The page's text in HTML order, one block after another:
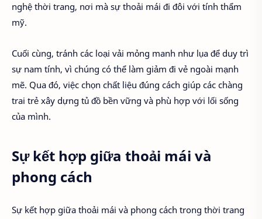
nghệ thời trang, nơi mà sự thoải mái đi đôi với tính thẩm
mỹ.
Cuối cùng, tránh các loại vải mỏng manh như lụa để duy trì
sự nam tính, vì chúng có thể làm giảm đi vẻ ngoài mạnh
mẽ. Qua đó, việc chọn chất liệu đúng cách giúp các chàng
trai trẻ xây dựng tủ đồ bền vững và phù hợp với lối sống
của mình.
Sự kết hợp giữa thoải mái và
phong cách
Sự kết hợp giữa thoải mái và phong cách trong thời trang